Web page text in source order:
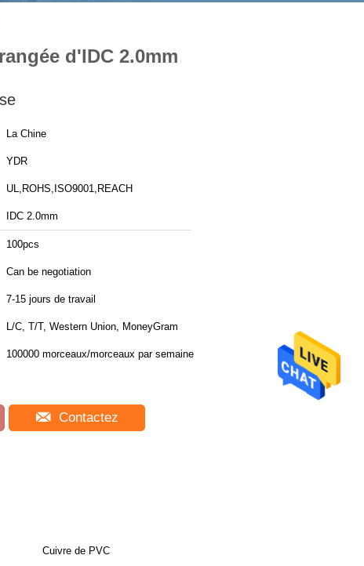
d'IDC 2.0mm
La Chine
YDR
UL,ROHS,ISO9001,REACH
IDC 2.0mm
100pcs
Can be negotiation
7-15 jours de travail
L/C, T/T, Western Union, MoneyGram
100000 morceaux/morceaux par semaine
Contactez
Cuivre de PVC